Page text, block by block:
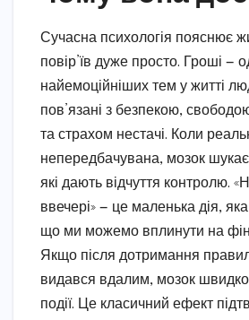
Сучасна психологія пояснює
повір’їв дуже просто. Гроші —
найемоційніших тем у житті
пов’язані з безпекою,
та страхом нестачі. Коли
непередбачувана, мозок
які дають відчуття контролю.
ввечері» — це маленька дія,
що ми можемо вплинути на
Якщо після дотримання
видався вдалим, мозок швидко
події. Це класичний ефект